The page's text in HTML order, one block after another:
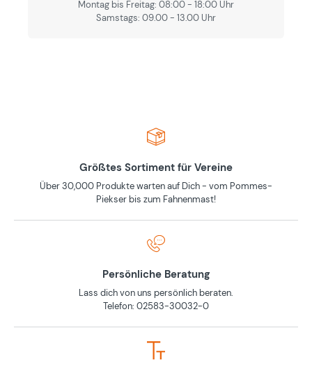
Montag bis Freitag: 08:00 - 18:00 Uhr
Samstags: 09.00 - 13.00 Uhr
Größtes Sortiment für Vereine
Über 30,000 Produkte warten auf Dich - vom Pommes-
Piekser bis zum Fahnenmast!
Persönliche Beratung
Lass dich von uns persönlich beraten.
Telefon: 02583-30032-0